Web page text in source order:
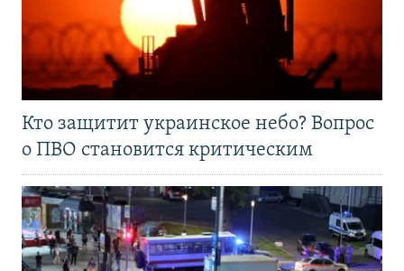
Кто защитит украинское небо? Вопрос
о ПВО становится критическим